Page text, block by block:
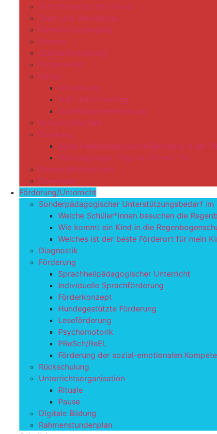
Förderkonzept der Schule
Team und Verwaltung
Rahmenstundenplan
Klassen
Schülermitwirkung
Förderverein
Eltern
Mitwirkung
ReEL-Elterntraining
Erziehungsvereinbarung
Schulsozialarbeit
Beratung
Sprachheilpädagogische Beratung in der
Beratungstage- Tag der offenen Tür
Kooperationspartner
Download
Förderung/Unterricht
Sonderpädagogischer Unterstützungsbedarf
Welche Schüler*innen besuchen die
Wie kommt ein Kind in die
Welches ist der beste Förderort für mein
Diagnostik
Förderung
Sprachheilpädagogischer Unterricht
Individuelle Sprachförderung
Förderkonzept
Hundegestützte Förderung
Leseförderung
Psychomotorik
PReSch/ReEL
Förderung der sozial-emotionalen
Rückschulung
Unterrichtsorganisation
Rituale
Pause
Digitale Bildung
Rahmenstundenplan